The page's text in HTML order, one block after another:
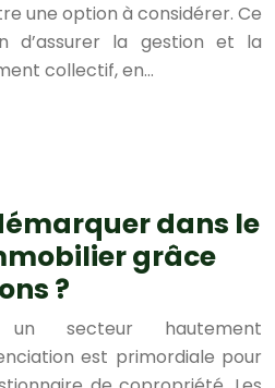
une option à considérer. Ce
d’assurer la gestion et la
collectif, en…
dans le
grâce
?
un secteur hautement
est primordiale pour